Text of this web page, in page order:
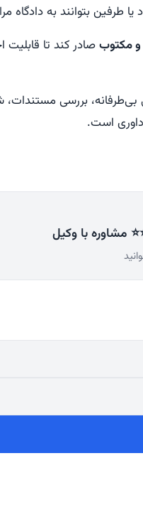
طرفین بتوانند به دادگاه
و مکتوبصادر کند تا قابلیت
بررسی مستندات،
است.
مشاوره با وکیل